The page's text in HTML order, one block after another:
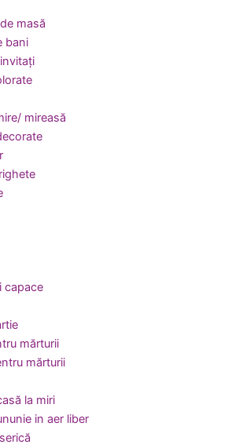
masă
bani
mireasă
capace
mărturii
mărturii
la miri
in aer liber